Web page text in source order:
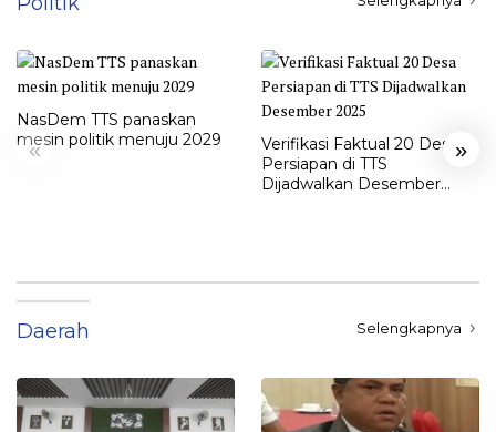
« »
NasDem TTS panaskan
mesin politik menuju 2029
Verifikasi Faktual 20 Desa
Persiapan di TTS
Dijadwalkan Desember
Daerah Selengkapnya